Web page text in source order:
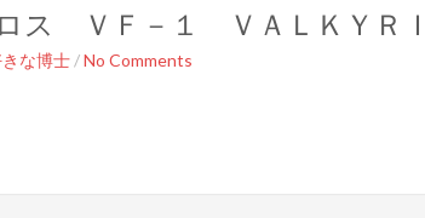
な博士 /No Comments